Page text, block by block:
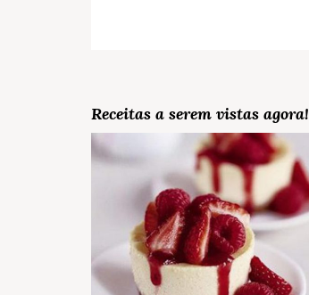
Receitas a serem vistas agora!